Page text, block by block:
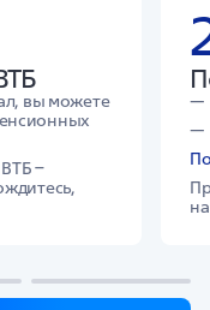
вы можете
‒